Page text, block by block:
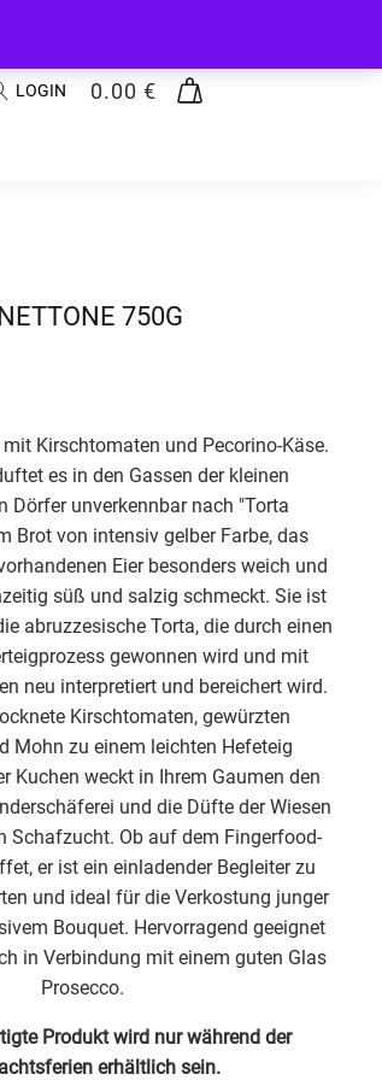
LOGIN 0.00 €
750G
Kirschtomaten und Pecorino-Käse.
es in den Gassen der kleinen
Dörfer unverkennbar nach "Torta
Brot von intensiv gelber Farbe, das
Eier besonders weich und
süß und salzig schmeckt. Sie ist
abruzzesische Torta, die durch einen
gewonnen wird und mit
neu interpretiert und bereichert wird.
Kirschtomaten, gewürzten
Mohn zu einem leichten Hefeteig
Kuchen weckt in Ihrem Gaumen den
und die Düfte der Wiesen
Schafzucht. Ob auf dem Fingerfood-
er ist ein einladender Begleiter zu
und ideal für die Verkostung junger
Bouquet. Hervorragend geeignet
in Verbindung mit einem guten Glas
Prosecco.
Produkt wird nur während der
erhältlich sein.